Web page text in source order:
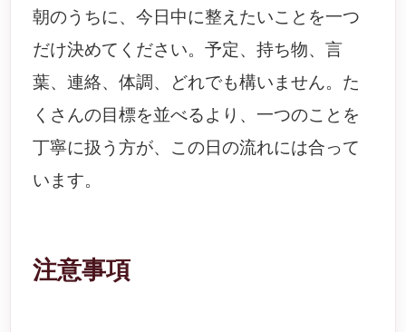
朝のうちに、今日中に整えたいことを一つ
だけ決めてください。予定、持ち物、言
葉、連絡、体調、どれでも構いません。た
くさんの目標を並べるより、一つのことを
丁寧に扱う方が、この日の流れには合って
います。
注意事項